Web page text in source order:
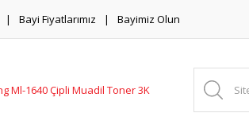
Bayi Fiyatlarımız Bayimiz Olun